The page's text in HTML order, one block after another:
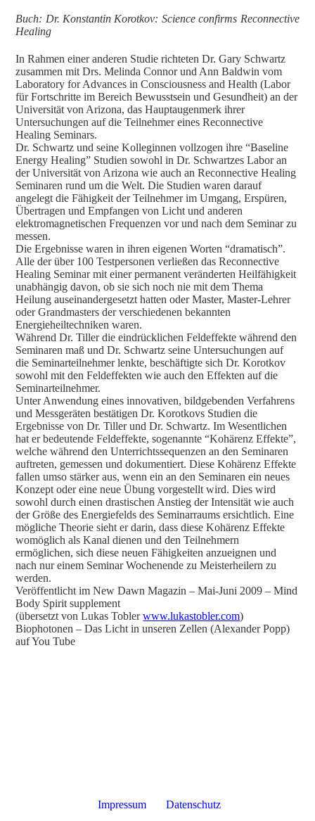
Buch: Dr. Konstantin Korotkov: Science confirms Reconnective
Healing
In Rahmen einer anderen Studie richteten Dr. Gary Schwartz
zusammen mit Drs. Melinda Connor und Ann Baldwin vom
Laboratory for Advances in Consciousness and Health (Labor
für Fortschritte im Bereich Bewusstsein und Gesundheit) an der
Universität von Arizona, das Hauptaugenmerk ihrer
Untersuchungen auf die Teilnehmer eines Reconnective
Healing Seminars.
Dr. Schwartz und seine Kolleginnen vollzogen ihre “Baseline
Energy Healing” Studien sowohl in Dr. Schwartzes Labor an
der Universität von Arizona wie auch an Reconnective Healing
Seminaren rund um die Welt. Die Studien waren darauf
angelegt die Fähigkeit der Teilnehmer im Umgang, Erspüren,
Übertragen und Empfangen von Licht und anderen
elektromagnetischen Frequenzen vor und nach dem Seminar zu
messen.
Die Ergebnisse waren in ihren eigenen Worten “dramatisch”.
Alle der über 100 Testpersonen verließen das Reconnective
Healing Seminar mit einer permanent veränderten Heilfähigkeit
unabhängig davon, ob sie sich noch nie mit dem Thema
Heilung auseinandergesetzt hatten oder Master, Master-Lehrer
oder Grandmasters der verschiedenen bekannten
Energieheiltechniken waren.
Während Dr. Tiller die eindrücklichen Feldeffekte während den
Seminaren maß und Dr. Schwartz seine Untersuchungen auf
die Seminarteilnehmer lenkte, beschäftigte sich Dr. Korotkov
sowohl mit den Feldeffekten wie auch den Effekten auf die
Seminarteilnehmer.
Unter Anwendung eines innovativen, bildgebenden Verfahrens
und Messgeräten bestätigen Dr. Korotkovs Studien die
Ergebnisse von Dr. Tiller und Dr. Schwartz. Im Wesentlichen
hat er bedeutende Feldeffekte, sogenannte “Kohärenz Effekte”,
welche während den Unterrichtssequenzen an den Seminaren
auftreten, gemessen und dokumentiert. Diese Kohärenz Effekte
fallen umso stärker aus, wenn ein an den Seminaren ein neues
Konzept oder eine neue Übung vorgestellt wird. Dies wird
sowohl durch einen drastischen Anstieg der Intensität wie auch
der Größe des Energiefelds des Seminarraums ersichtlich. Eine
mögliche Theorie sieht er darin, dass diese Kohärenz Effekte
womöglich als Kanal dienen und den Teilnehmern
ermöglichen, sich diese neuen Fähigkeiten anzueignen und
nach nur einem Seminar Wochenende zu Meisterheilern zu
werden.
Veröffentlicht im New Dawn Magazin – Mai-Juni 2009 – Mind
Body Spirit supplement
(übersetzt von Lukas Toblerwww.lukastobler.com)
Biophotonen – Das Licht in unseren Zellen (Alexander Popp)
auf You Tube
Impressum Datenschutz